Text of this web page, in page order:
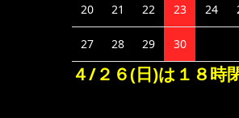
20 21 22 23 24
27 28 29 30
４/２６(日)は１８時